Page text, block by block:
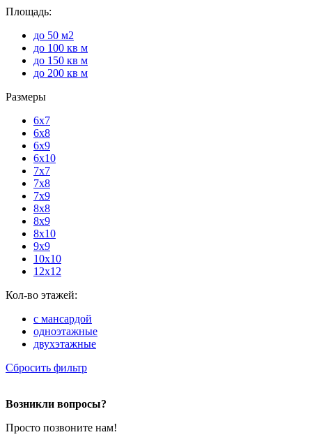
Площадь:
до 50 м2
до 100 кв м
до 150 кв м
до 200 кв м
Размеры
6х7
6х8
6х9
6х10
7х7
7х8
7х9
8х8
8х9
8х10
9х9
10х10
12х12
Кол-во этажей:
с мансардой
одноэтажные
двухэтажные
Сбросить фильтр
Возникли вопросы?
Просто позвоните нам!